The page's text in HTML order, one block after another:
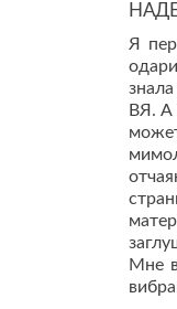
Я
ВЯ. А
Мне